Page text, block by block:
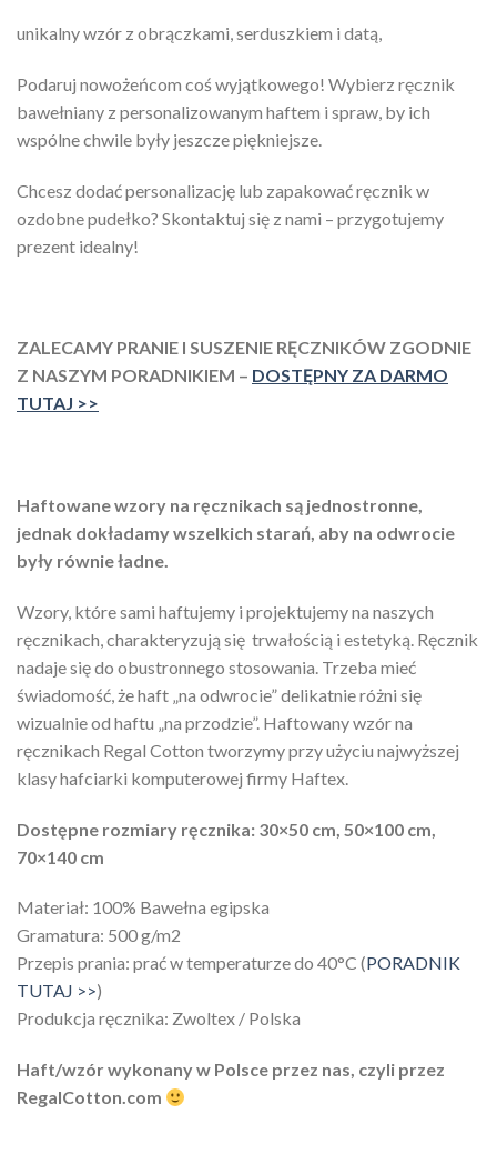
unikalny wzór z obrączkami, serduszkiem i datą,
Podaruj nowożeńcom coś wyjątkowego! Wybierz ręcznik
bawełniany z personalizowanym haftem i spraw, by ich
wspólne chwile były jeszcze piękniejsze.
Chcesz dodać personalizację lub zapakować ręcznik w
ozdobne pudełko? Skontaktuj się z nami – przygotujemy
prezent idealny!
ZALECAMY PRANIE I SUSZENIE RĘCZNIKÓW ZGODNIE
Z NASZYM PORADNIKIEM – DOSTĘPNY ZA DARMO
TUTAJ >>
Haftowane wzory na ręcznikach są jednostronne,
jednak dokładamy wszelkich starań, aby na odwrocie
były równie ładne.
Wzory, które sami haftujemy i projektujemy na naszych
ręcznikach, charakteryzują się trwałością i estetyką. Ręcznik
nadaje się do obustronnego stosowania. Trzeba mieć
świadomość, że haft „na odwrocie” delikatnie różni się
wizualnie od haftu „na przodzie”. Haftowany wzór na
ręcznikach Regal Cotton tworzymy przy użyciu najwyższej
klasy hafciarki komputerowej firmy Haftex.
Dostępne rozmiary ręcznika: 30×50 cm, 50×100 cm,
70×140 cm
Materiał: 100% Bawełna egipska
Gramatura: 500 g/m2
Przepis prania: prać w temperaturze do 40°C (PORADNIK
TUTAJ >>)
Produkcja ręcznika: Zwoltex / Polska
Haft/wzór wykonany w Polsce przez nas, czyli przez
RegalCotton.com